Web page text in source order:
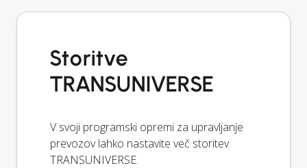
Storitve
TRANSUNIVERSE
V svoji programski opremi za upravljanje
prevozov lahko nastavite več storitev
TRANSUNIVERSE.